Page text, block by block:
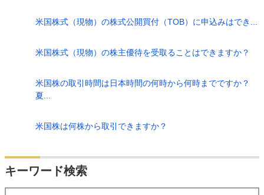
米国株式（現物）の株式公開買付（TOB）に申込みはでき...
米国株式（現物）の株主優待を受取ることはできますか？
米国株の取引時間は日本時間の何時から何時までですか？
夏...
米国株は何株から取引できますか？
キーワード検索